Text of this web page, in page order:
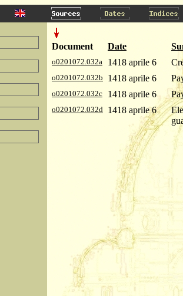
Document Date
o0201072.032a 1418 aprile 6
o0201072.032b 1418 aprile 6
o0201072.032c 1418 aprile 6
o0201072.032d 1418 aprile 6